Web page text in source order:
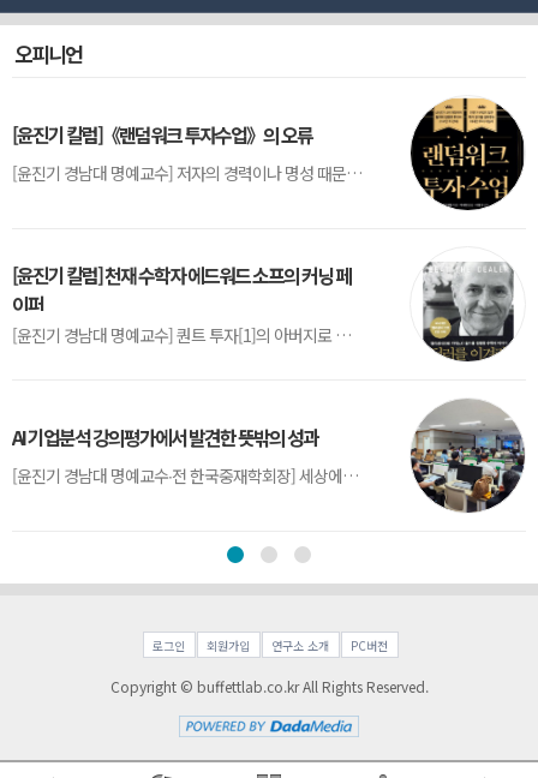
오피니언
[윤진기 칼럼]《랜덤워크 투자수업》의 오류
[윤진기 경남대 명예교수] 저자의 경력이나 명성 때문인지 2020년에 번역 출판된 《랜덤워크 투자수업》(A Random Walk Down Wall Street) 12판은 표지부터가 거창하다. ‘45년간 12번 개정하며 철저히 검증한 투자서’, ‘전문가 부럽지 않은 투자 감각을 길러주는 위대한 투자지침서’ 라는 은빛 광고문구로 독자를 유혹한다.[1] 출판 50주...
[윤진기 칼럼] 천재 수학자 에드워드 소프의 커닝 페
이퍼
[윤진기 경남대 명예교수] 퀀트 투자[1]의 아버지로 불리는 에드워드 소프(Edward O. Thorp)는 수학계에서 천재로 알려진 인물이다. 그는 수학자이지만, 투자 업계에도 여러 가지 흥미로운 일화를 남겼다.수학을 이용하여 카지노를 이길 수 있는지가 궁금했던 그는 동료 교수가 소개해 준 블랙잭(Blackjack) 전략의 핵심을 손바닥 크기의 종이에 요...
AI 기업분석 강의평가에서 발견한 뜻밖의 성과
[윤진기 경남대 명예교수∙전 한국중재학회장] 세상에는 우연처럼 보이지만 인류의 진보를 이끌어낸 사건들이 있다. 영국의 알렉산더 플레밍(Alexander Fleming)이 곰팡이 핀 페트리 접시(Petri dish)를 버리지 않고[1] 관찰해 페니실린을 발견한 것은 그 대표적 사례다. 무심히 지나쳤다면 결코 없었을 혁신이었다.지난 7월 5일, 필자가 개발한 기업...
로그인 회원가입 연구소 소개 PC버전
Copyright © buffettlab.co.kr All Rights Reserved.